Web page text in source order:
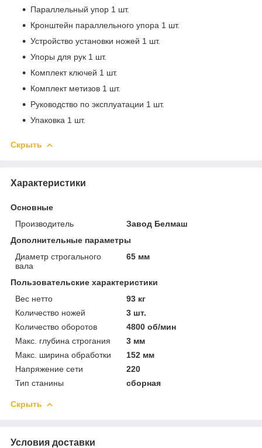
Параллельный упор 1 шт.
Кронштейн параллельного упора 1 шт.
Устройство установки ножей 1 шт.
Упоры для рук 1 шт.
Комплект ключей 1 шт.
Комплект метизов 1 шт.
Руководство по эксплуатации 1 шт.
Упаковка 1 шт.
Скрыть
Характеристики
Основные
Производитель
Завод Белмаш
Дополнительные параметры
Диаметр строгального
вала
65 мм
Пользовательские характеристики
Вес нетто
93 кг
Количество ножей
3 шт.
Количество оборотов
4800 об/мин
Макс. глубина строгания
3 мм
Макс. ширина обработки
152 мм
Напряжение сети
220
Тип станины
сборная
Скрыть
Условия доставки